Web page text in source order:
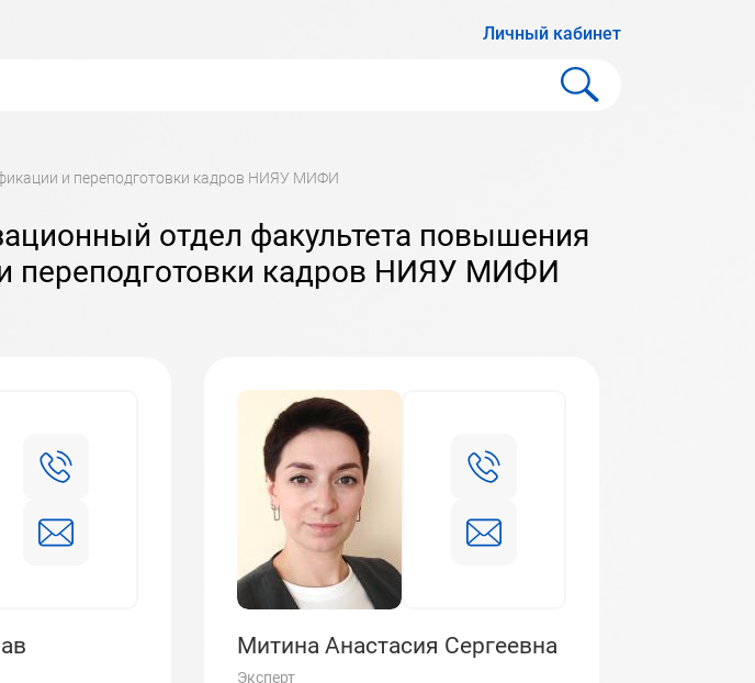
Личный кабинет
и переподготовки кадров НИЯУ МИФИ
переподготовки кадров НИЯУ МИФИ
Митина Анастасия Сергеевна
Эксперт